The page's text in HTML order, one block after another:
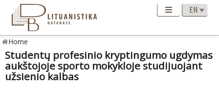
Home
Studentų profesinio kryptingumo ugdymas
aukštojoje sporto mokykloje studijuojant
užsienio kalbas